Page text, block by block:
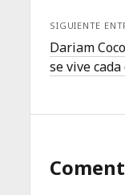
SIGUIENTE
Dariam
se vive